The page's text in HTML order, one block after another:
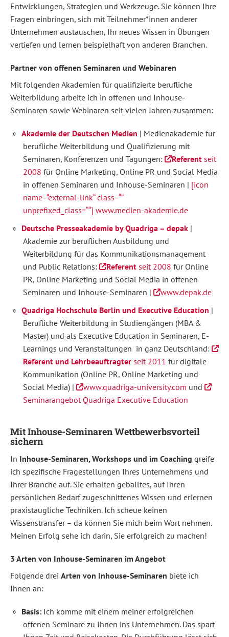
Entwicklungen, Strategien und Werkzeuge. Sie können Ihre
Fragen einbringen, sich mit Teilnehmer*innen anderer
Unternehmen austauschen, Ihr neues Wissen in Übungen
vertiefen und lernen beispielhaft von anderen Branchen.
Partner von offenen Seminaren und Webinaren
Mit folgenden Akademien für qualifizierte berufliche
Weiterbildung arbeite ich in offenen und Inhouse-
Seminaren sowie Webinaren seit vielen Jahren zusammen:
Akademie der Deutschen Medien | Medienakademie für
berufliche Weiterbildung und Qualifizierung mit
Seminaren, Konferenzen und Tagungen:
Referent seit
2008 für Online Marketing, Online PR und Social Media
in offenen Seminaren und Inhouse-Seminaren | [icon
name=“external-link“ class=““
unprefixed_class=““] www.medien-akademie.de
Deutsche Presseakademie by Quadriga – depak |
Akademie zur beruflichen Ausbildung und
Weiterbildung für das Kommunikationsmanagement
und Public Relations:
Referent seit 2008 für Online
PR, Online Marketing und Social Media in offenen
Seminaren und Inhouse-Seminaren |
www.depak.de
Quadriga Hochschule Berlin und Executive Education |
Berufliche Weiterbildung in Studiengängen (MBA &
Master) und als Executive Education in Seminaren, E-
Learnings und Veranstaltungen in ganz Deutschland:
Referent und Lehrbeauftragter seit 2011 für digitale
Kommunikation (Online PR, Online Marketing und
Social Media) |
www.quadriga-university.com und
Seminarangebot Quadriga Executive Education
Mit Inhouse-Seminaren Wettbewerbsvorteil
sichern
In Inhouse-Seminaren, Workshops und im Coaching greife
ich spezifische Fragestellungen Ihres Unternehmens und
Ihrer Branche auf. Sie erhalten geballtes, auf Ihren
persönlichen Bedarf zugeschnittenes Wissen und erlernen
praxistaugliche Techniken. Ich scheue keinen
Wissenstransfer – da können Sie mich beim Wort nehmen.
Meinen Erfolg sehe ich darin, Sie erfolgreich zu machen!
3 Arten von Inhouse-Seminaren im Angebot
Folgende drei Arten von Inhouse-Seminaren biete ich
Ihnen an:
Basis: Ich komme mit einem meiner erfolgreichen
offenen Seminare zu Ihnen ins Unternehmen. Das spart